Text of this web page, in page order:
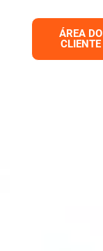
ÁREA DO
CLIENTE